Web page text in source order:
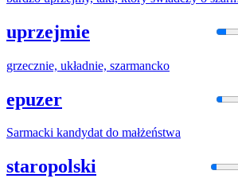
uprzejmie
grzecznie, układnie, szarmancko
epuzer
Sarmacki kandydat do małżeństwa
staropolski